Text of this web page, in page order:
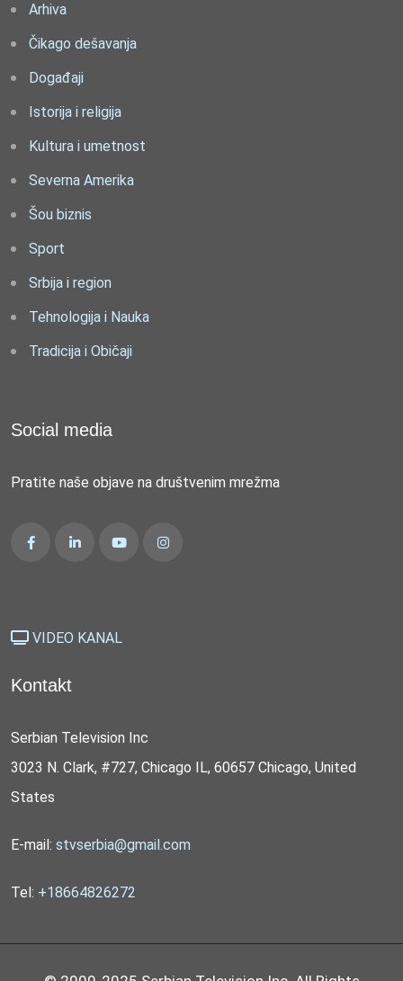
Arhiva
Čikago dešavanja
Događaji
Istorija i religija
Kultura i umetnost
Severna Amerika
Šou biznis
Sport
Srbija i region
Tehnologija i Nauka
Tradicija i Običaji
Social media
Pratite naše objave na društvenim mrežma
VIDEO KANAL
Kontakt
Serbian Television Inc
3023 N. Clark, #727, Chicago IL, 60657 Chicago, United
States
E-mail: stvserbia@gmail.com
Tel: +18664826272